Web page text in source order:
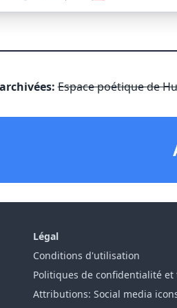
Espace poétique de
Légal
Conditions d'utilisation
Politiques de confidentialité et
Attributions: Social media